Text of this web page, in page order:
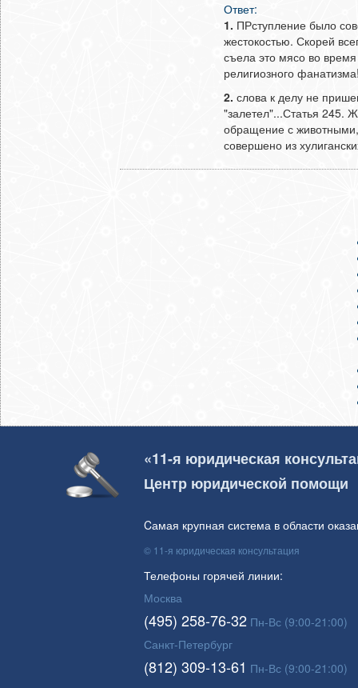
Ответ:
1. ПРступление было
жестокостью. Скорей
съела это мясо во время
религиозного
2. слова к делу не
"залетел"...Статья 245.
обращение с
совершено из
«11-я юридическая
Центр юридической помощи
Cамая крупная система в области
© 11-я юридическая консультация
Телефоны горячей линии:
Москва
(495) 258-76-32 Пн-Вс (9:00-21:00)
Санкт-Петербург
(812) 309-13-61 Пн-Вс (9:00-21:00)